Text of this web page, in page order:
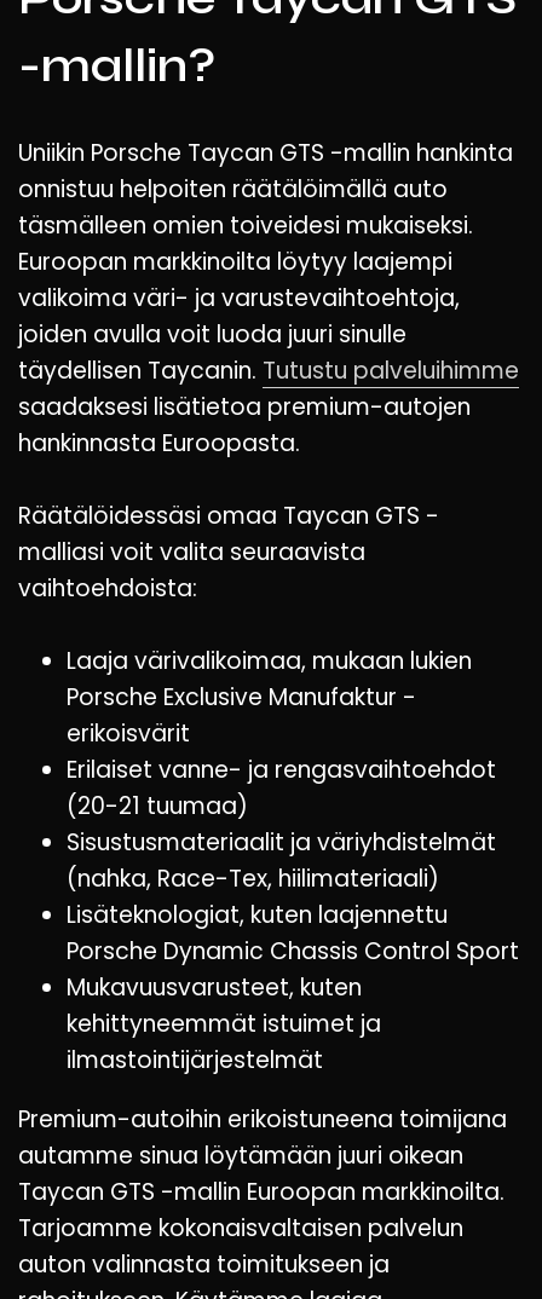
-mallin?
Uniikin Porsche Taycan GTS -mallin hankinta
onnistuu helpoiten räätälöimällä auto
täsmälleen omien toiveidesi mukaiseksi.
Euroopan markkinoilta löytyy laajempi
valikoima väri- ja varustevaihtoehtoja,
joiden avulla voit luoda juuri sinulle
täydellisen Taycanin. Tutustu palveluihimme
saadaksesi lisätietoa premium-autojen
hankinnasta Euroopasta.
Räätälöidessäsi omaa Taycan GTS -
malliasi voit valita seuraavista
vaihtoehdoista:
Laaja värivalikoimaa, mukaan lukien
Porsche Exclusive Manufaktur -
erikoisvärit
Erilaiset vanne- ja rengasvaihtoehdot
(20-21 tuumaa)
Sisustusmateriaalit ja väriyhdistelmät
(nahka, Race-Tex, hiilimateriaali)
Lisäteknologiat, kuten laajennettu
Porsche Dynamic Chassis Control Sport
Mukavuusvarusteet, kuten
kehittyneemmät istuimet ja
ilmastointijärjestelmät
Premium-autoihin erikoistuneena toimijana
autamme sinua löytämään juuri oikean
Taycan GTS -mallin Euroopan markkinoilta.
Tarjoamme kokonaisvaltaisen palvelun
auton valinnasta toimitukseen ja